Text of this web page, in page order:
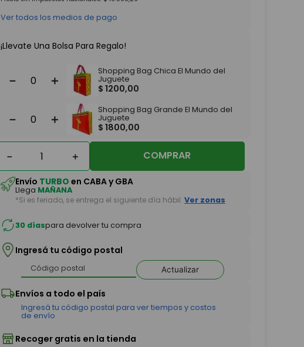
Ver todos los medios de pago
¡Llevate Una Bolsa Para Regalo!
＋
－
Shopping Bag Chica El Mundo del
Juguete
$ 1200,00
＋
－
Shopping Bag Grande El Mundo del
Juguete
$ 1800,00
＋
－ COMPRAR
Envío TURBO en CABA y GBA
Llega MAÑANA
*Si es feriado, se entrega el siguiente día hábil. Ver zonas
30 díaspara devolver tu compra
Ingresá tu código postal
Actualizar